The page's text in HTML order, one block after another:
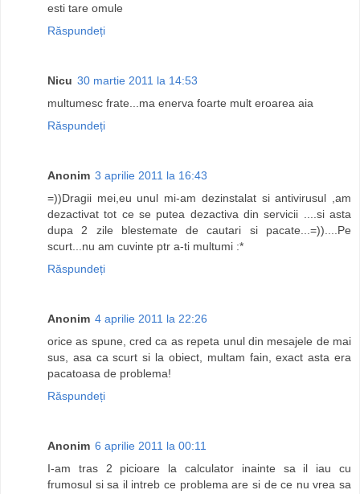
esti tare omule
Răspundeți
Nicu 30 martie 2011 la 14:53
multumesc frate...ma enerva foarte mult eroarea aia
Răspundeți
Anonim 3 aprilie 2011 la 16:43
=))Dragii mei,eu unul mi-am dezinstalat si antivirusul ,am
dezactivat tot ce se putea dezactiva din servicii ....si asta
dupa 2 zile blestemate de cautari si pacate...=))....Pe
scurt...nu am cuvinte ptr a-ti multumi :*
Răspundeți
Anonim 4 aprilie 2011 la 22:26
orice as spune, cred ca as repeta unul din mesajele de mai
sus, asa ca scurt si la obiect, multam fain, exact asta era
pacatoasa de problema!
Răspundeți
Anonim 6 aprilie 2011 la 00:11
I-am tras 2 picioare la calculator inainte sa il iau cu
frumosul si sa il intreb ce problema are si de ce nu vrea sa